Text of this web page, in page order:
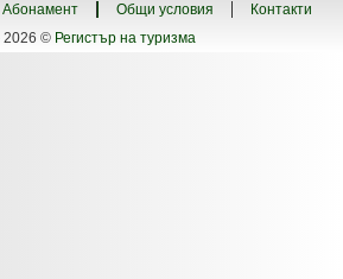
Абонамент Общи условия
Контакти
2026 © Регистър на туризма